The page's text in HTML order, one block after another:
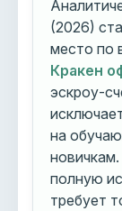
(2026)
место по
Кракен
эскроу-
на
новичкам.
полную
требует